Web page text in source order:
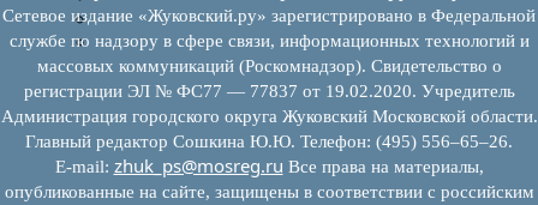
Муниципально-частное партнерство
Новости инвестиций
Сетевое издание «Жуковский.ру» зарегистрировано в Федеральной
службе по надзору в сфере связи, информационных технологий и
массовых коммуникаций (Роскомнадзор). Свидетельство о
регистрации ЭЛ № ФС77 — 77837 от 19.02.2020. Учредитель
Администрация городского округа Жуковский Московской области.
Главный редактор Сошкина Ю.Ю. Телефон: (495) 556–65–26.
E‑mail: zhuk_ps@mosreg.ru Все права на материалы,
опубликованные на сайте, защищены в соответствии с российским